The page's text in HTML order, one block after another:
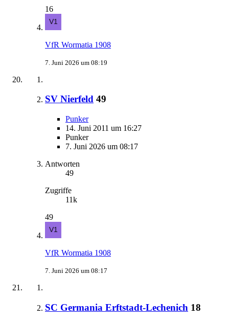
16
VfR Wormatia 1908
7. Juni 2026 um 08:19
SV Nierfeld 49
Punker
14. Juni 2011 um 16:27
Punker
7. Juni 2026 um 08:17
Antworten
49
Zugriffe
11k
49
VfR Wormatia 1908
7. Juni 2026 um 08:17
SC Germania Erftstadt-Lechenich 18